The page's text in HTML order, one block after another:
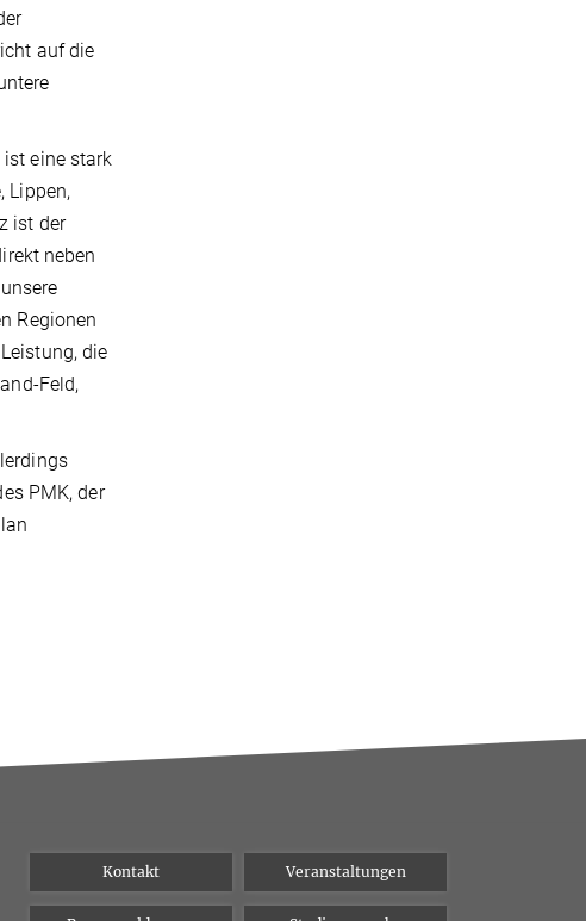
auf die
ist eine stark
Lippen,
ist der
neben
Regionen
die
Feld,
PMK, der
Kontakt Veranstaltungen